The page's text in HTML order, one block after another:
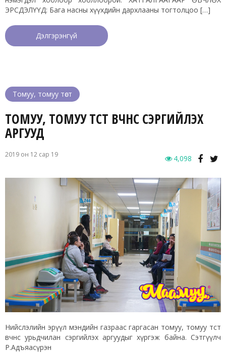
ЭРСДЭЛҮҮД: Бага насны хүүхдийн дархлааны тогтолцоо […]
Дэлгэрэнгүй
Томуу, томуу төст
ТОМУУ, ТОМУУ ТӨСТ ӨВЧНӨӨС СЭРГИЙЛЭХ
АРГУУД
2019 он 12 сар 19 4,098
Нийслэлийн эрүүл мэндийн газраас гаргасан томуу, томуу төст
өвчнөөс урьдчилан сэргийлэх аргуудыг хүргэж байна. Сэтгүүлч
Р.Адъяасүрэн